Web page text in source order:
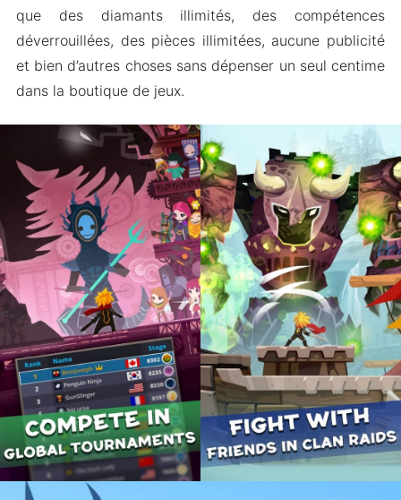
Jeu sans publicité
Quelques fonctionnalités supplémentaires
Comment Télécharger et Installer Tap Titans 2
sur Android
Les Gens Demandent Aussi (FAQ)
Envelopper
que des diamants illimités, des compétences
déverrouillées, des pièces illimitées, aucune publicité
et bien d’autres choses sans dépenser un seul centime
dans la boutique de jeux.